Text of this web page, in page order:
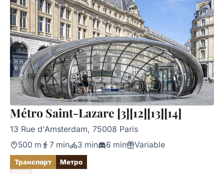
Métro Saint-Lazare [3][12][13][14]
13 Rue d'Amsterdam, 75008 Paris
500 m 7 min 3 min 6 min Variable
Транспорт Метро